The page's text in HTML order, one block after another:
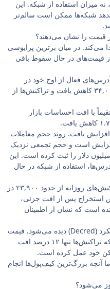
میزان استفاده از شبکه. این
شبکه‌ها ممکن است سالم‌تر
قیمت را نشان می‌دهند؟
می‌کند. در میان برترین پرایوسی
از قیمت‌های در حال سقوط باقی
فعال از اوج خود در
اواخر ماه مه یعنی حدود ۶۶,۰۰۰ به ۳۴,۰۰۰ کاهش یافت و تراکنش‌ها از
با افت احساسات بازار
یافت. روند حجم معاملات
افزایش است و حجم تجمعی نزدیک
به ۲.۹۶ میلیارد دلار و اوج روزانه ۲۱۰ میلیون دلار را ثبت کرده است. این
استفاده از شبکه در حال
مونرو این تحلیل را تقویت می‌کند. تراکنش‌های روزانه از حدود ۲۳,۹۰۰ در
رسید و نرخ هش استخراج پس از افت جزئی،
مانده است که نشان از اطمینان
واضح‌ترین سیگنال در نمای ۹۰ روزه دیکرد (Decred) دیده می‌شود. قیمت
حدود ۵۴ درصد کاهش یافت، در حالی که تراکنش‌ها تنها ۱۲ درصد افت
خود عمل کرده است.
آنچه بزرگ‌ترین کیف‌پول‌ها انجام
می‌شود؟